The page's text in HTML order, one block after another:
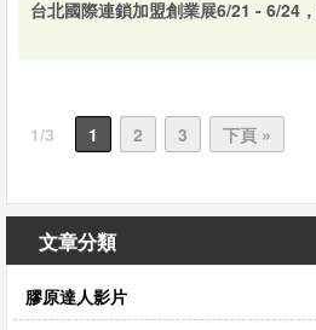
台北國際連鎖加盟創業展6/21 - 6/24
1/3 1 2 3 下頁 »
文章分類
膠原達人影片